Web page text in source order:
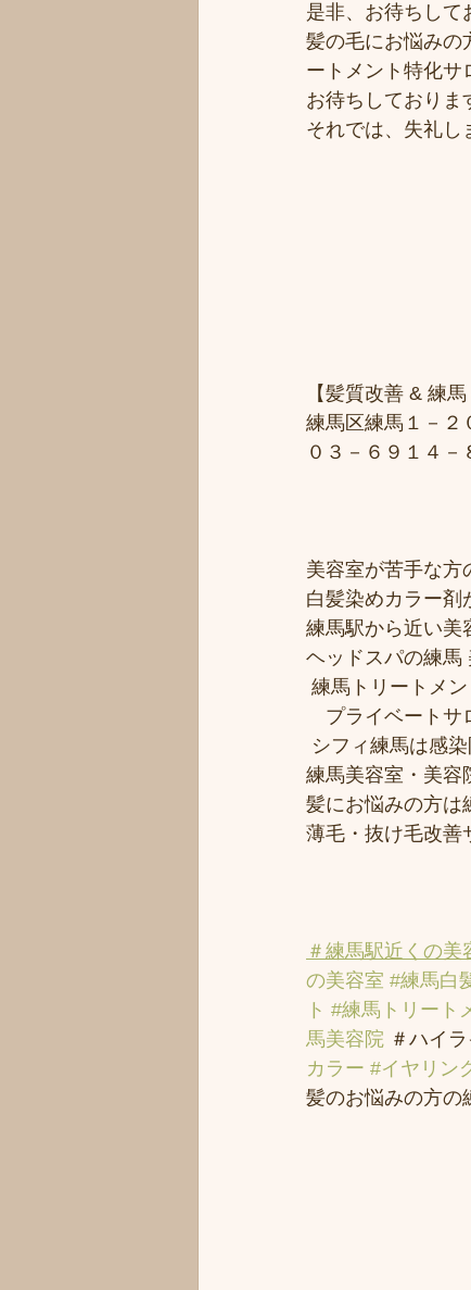
是非、お待ちして
髪の毛にお悩みの
ートメント特化サ
お待ちしておりま
それでは、失礼し
【髪質改善 & 練
練馬区練馬１－２
０３－６９１４－
美容室が苦手な方
白髪染めカラー剤
練馬駅から近い美
ヘッドスパの練馬
練馬トリートメ
プライベートサ
シフィ練馬は感
練馬美容室・美容
髪にお悩みの方は
薄毛・抜け毛改善
＃練馬駅近くの美
の美容室 #練馬白
ト #練馬トリート
馬美容院 ＃ハイラ
カラー #イヤリン
髪のお悩みの方の